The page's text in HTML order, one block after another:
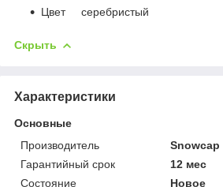
Цвет серебристый
Скрыть
Характеристики
Основные
Производитель
Snowcap
Гарантийный срок
12 мес
Состояние
Новое